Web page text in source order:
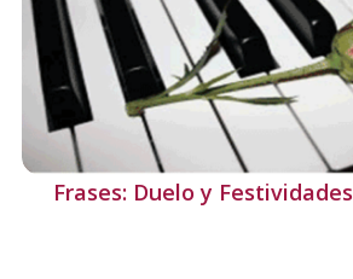
Frases: Duelo y Festividades